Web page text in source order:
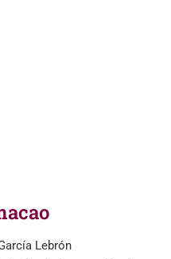
Lebrón